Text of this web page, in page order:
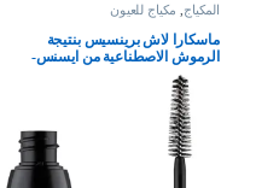
المكياج مكياج للعيون
ماسكارا لاش برينسيس بنتيجة
الرموش الاصطناعية من ايسنس-